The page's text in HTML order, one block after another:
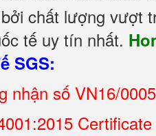
chất lượng vượt
tế uy tín nhất.
SGS:
nhận số VN16/